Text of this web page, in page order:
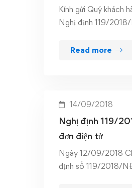
Kính gửi Quý khách
Nghị định 119/
Read more
14/09/2018
Nghị định 119/
đơn điện tử
Ngày 12/09/2018
định số 119/2018/